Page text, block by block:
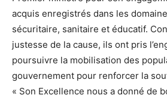
acquis enregistrés dans les
sécuritaire, sanitaire et éducatif.
justesse de la cause, ils ont pris
poursuivre la mobilisation des
gouvernement pour renforcer la
« Son Excellence nous a donné de